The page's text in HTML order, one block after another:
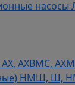
АХ, АХВМС,
НМШ,